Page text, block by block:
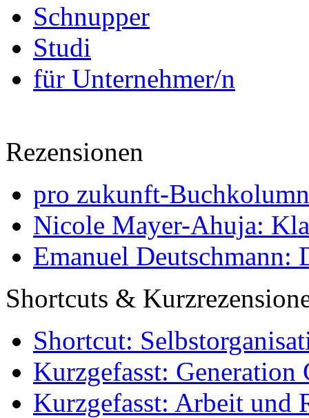
Schnupper
Studi
für Unternehmer/n
Rezensionen
pro zukunft-
Nicole Mayer-Ahuja:
Emanuel Deutschmann:
Shortcuts &
Shortcut:
Kurzgefasst: Generation
Kurzgefasst: Arbeit und